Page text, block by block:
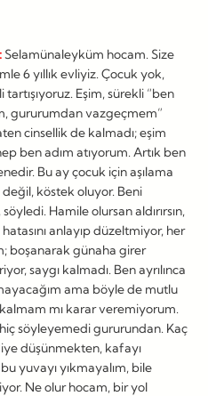
Selamünaleyküm hocam. Size
6 yıllık evliyiz. Çocuk yok,
Eşim, sürekli “ben
gururumdan vazgeçmem”
cinsellik de kalmadı; eşim
ben adım atıyorum. Artık ben
Bu ay çocuk için aşılama
köstek oluyor. Beni
Hamile olursan aldırırsın,
anlayıp düzeltmiyor, her
boşanarak günaha girer
saygı kalmadı. Ben ayrılınca
ama böyle de mutlu
mı karar veremiyorum.
söyleyemedi gururundan. Kaç
düşünmekten, kafayı
yuvayı yıkmayalım, bile
Ne olur hocam, bir yol